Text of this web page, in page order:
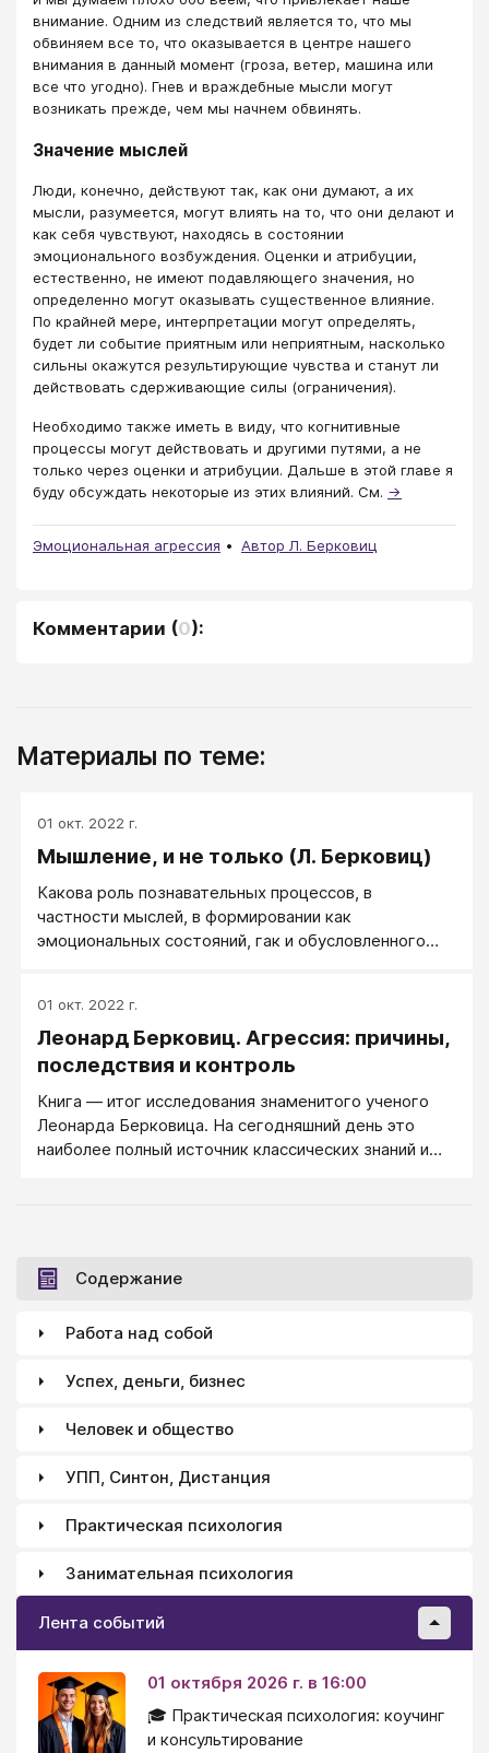
внимание. Одним из следствий является то, что мы
обвиняем все то, что оказывается в центре нашего
внимания в данный момент (гроза, ветер, машина или
все что угодно). Гнев и враждебные мысли могут
возникать прежде, чем мы начнем обвинять.
Значение мыслей
Люди, конечно, действуют так, как они думают, а их
мысли, разумеется, могут влиять на то, что они делают и
как себя чувствуют, находясь в состоянии
эмоционального возбуждения. Оценки и атрибуции,
естественно, не имеют подавляющего значения, но
определенно могут оказывать существенное влияние.
По крайней мере, интерпретации могут определять,
будет ли событие приятным или неприятным, насколько
сильны окажутся результирующие чувства и станут ли
действовать сдерживающие силы (ограничения).
Необходимо также иметь в виду, что когнитивные
процессы могут действовать и другими путями, а не
только через оценки и атрибуции. Дальше в этой главе я
буду обсуждать некоторые из этих влияний. См. →
Эмоциональная агрессия Автор Л. Берковиц
Комментарии (0):
Материалы по теме:
01 окт. 2022 г.
Мышление, и не только (Л. Берковиц)
Какова роль познавательных процессов, в
частности мыслей, в формировании как
эмоциональных состояний, гак и обусловленного
01 окт. 2022 г.
Леонард Берковиц. Агрессия: причины,
последствия и контроль
Книга — итог исследования знаменитого ученого
Леонарда Берковица. На сегодняшний день это
наиболее полный источник классических знаний и
Содержание
Работа над собой
Успех, деньги, бизнес
Человек и общество
УПП, Синтон, Дистанция
Практическая психология
Занимательная психология
Лента событий
01 октября 2026 г. в 16:00
🎓 Практическая психология: коучинг
и консультирование